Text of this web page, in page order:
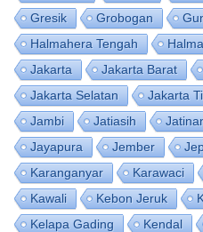
Gresik
Grobogan
Halmahera Tengah
Jakarta
Jakarta Barat
Jakarta Selatan
Jakarta
Jambi
Jatiasih
Jayapura
Jember
Karanganyar
Karawaci
Kawali
Kebon Jeruk
Kelapa Gading
Kendal